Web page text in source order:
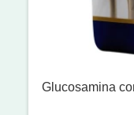
Glucosamina